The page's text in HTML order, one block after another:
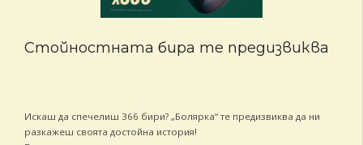
Стойностната бира те предизвиква
Искаш да спечелиш 366 бири? „Болярка“ те предизвиква да ни
разкажеш своята достойна история!